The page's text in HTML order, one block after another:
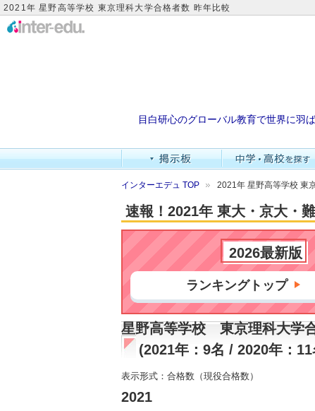
2021年 星野高等学校 東京理科大学合格者数 昨年比較
目白研心のグローバル教育で世界に羽ば
インターエデュ TOP 2021年 星野高等学校 東
速報！2021年 東大・京大・
2026最新版
ランキングトップ
星野高等学校 東京理科大学
(2021年：9名 / 2020年：11
表示形式：合格数（現役合格数）
2021